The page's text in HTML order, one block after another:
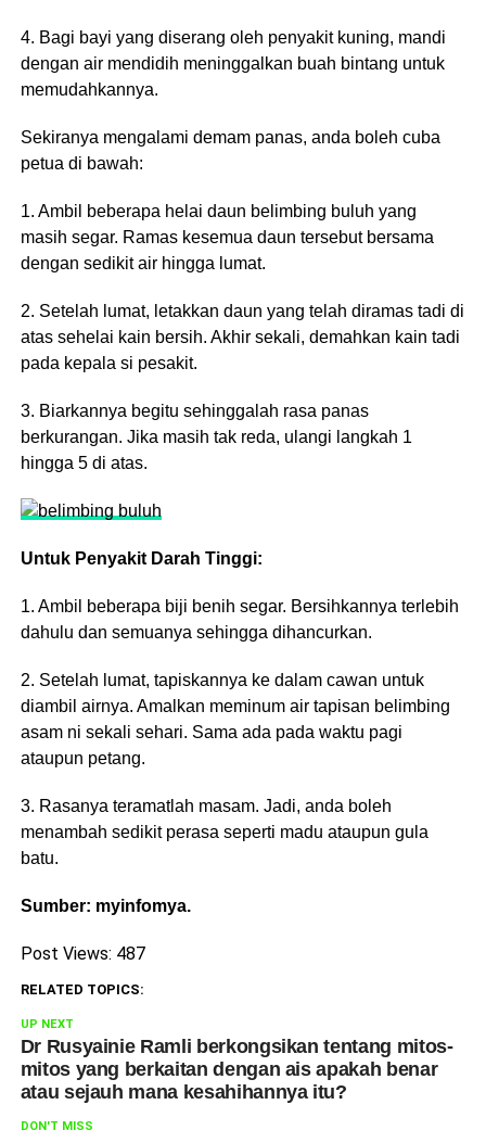
4. Bagi bayi yang diserang oleh penyakit kuning, mandi
dengan air mendidih meninggalkan buah bintang untuk
memudahkannya.
Sekiranya mengalami demam panas, anda boleh cuba
petua di bawah:
1. Ambil beberapa helai daun belimbing buluh yang
masih segar. Ramas kesemua daun tersebut bersama
dengan sedikit air hingga lumat.
2. Setelah lumat, letakkan daun yang telah diramas tadi di
atas sehelai kain bersih. Akhir sekali, demahkan kain tadi
pada kepala si pesakit.
3. Biarkannya begitu sehinggalah rasa panas
berkurangan. Jika masih tak reda, ulangi langkah 1
hingga 5 di atas.
Untuk Penyakit Darah Tinggi:
1. Ambil beberapa biji benih segar. Bersihkannya terlebih
dahulu dan semuanya sehingga dihancurkan.
2. Setelah lumat, tapiskannya ke dalam cawan untuk
diambil airnya. Amalkan meminum air tapisan belimbing
asam ni sekali sehari. Sama ada pada waktu pagi
ataupun petang.
3. Rasanya teramatlah masam. Jadi, anda boleh
menambah sedikit perasa seperti madu ataupun gula
batu.
Sumber: myinfomya.
Post Views: 487
RELATED TOPICS:
UP NEXT
Dr Rusyainie Ramli berkongsikan tentang mitos-
mitos yang berkaitan dengan ais apakah benar
atau sejauh mana kesahihannya itu?
DON'T MISS